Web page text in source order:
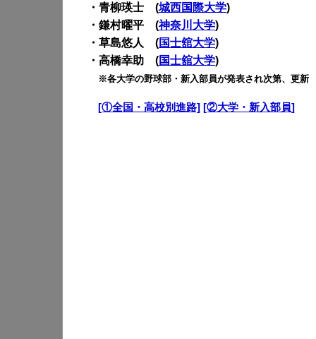
・青柳瑛士 (城西国際大学)
・鎌村曜平 (神奈川大学)
・草島悠人 (国士舘大学)
・高橋幸助 (国士舘大学)
※各大学の野球部・新入部員が発表され次第、更新
[①全国・高校別進路] [②大学・新入部員]